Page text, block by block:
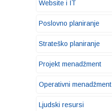
Website i IT
Poslovno planiranje
Strateško planiranje
Projekt menadžment
Operativni menadžment
Ljudski resursi